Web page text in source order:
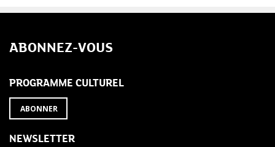
ABONNEZ-VOUS
PROGRAMME CULTUREL
ABONNER
NEWSLETTER